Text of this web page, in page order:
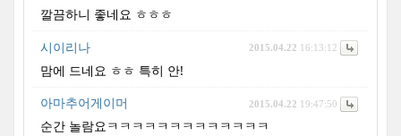
깔끔하니 좋네요 ㅎㅎㅎ
2015.04.22 16:13:12
시이리나
맘에 드네요 ㅎㅎ 특히 안!
2015.04.22 19:47:50
아마추어게이머
순간 놀람요ㅋㅋㅋㅋㅋㅋㅋㅋㅋㅋㅋㅋㅋ